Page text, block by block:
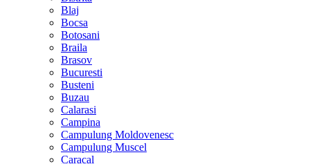
Blaj
Bocsa
Botosani
Braila
Brasov
Bucuresti
Busteni
Buzau
Calarasi
Campina
Campulung Moldovenesc
Campulung Muscel
Caracal